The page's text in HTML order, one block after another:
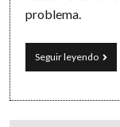
problema.
Seguir leyendoZip,
zip,
más